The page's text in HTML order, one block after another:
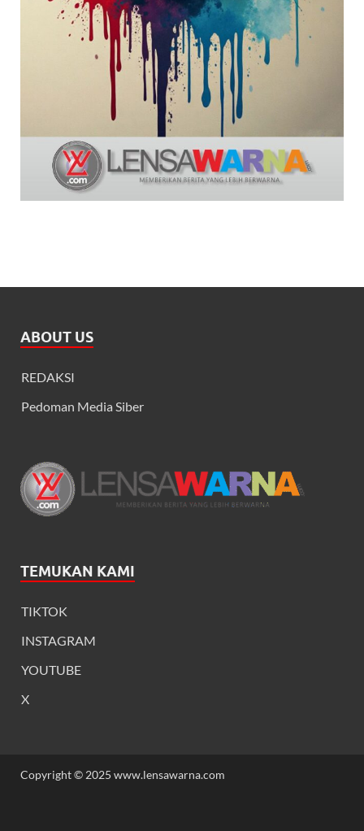
ABOUT US
REDAKSI
Pedoman Media Siber
TEMUKAN KAMI
TIKTOK
INSTAGRAM
YOUTUBE
X
Copyright © 2025 www.lensawarna.com